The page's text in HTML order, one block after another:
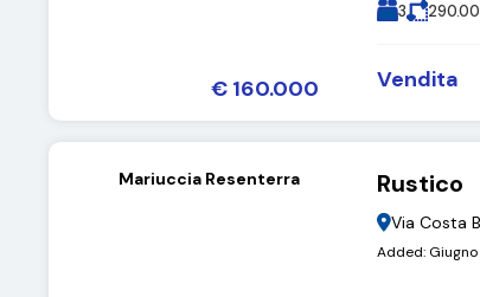
€ 160.000
3 290.00
Vendita
Mariuccia Resenterra Rustico
Via Costa
Added:Giugno